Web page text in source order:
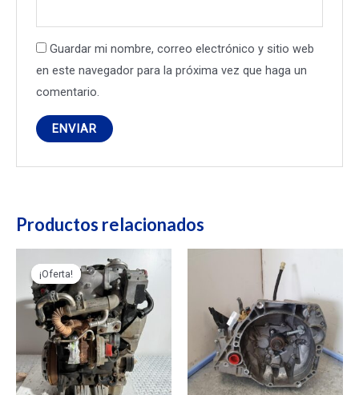
Guardar mi nombre, correo electrónico y sitio web
en este navegador para la próxima vez que haga un
comentario.
Productos relacionados
¡Oferta!
¡Oferta!